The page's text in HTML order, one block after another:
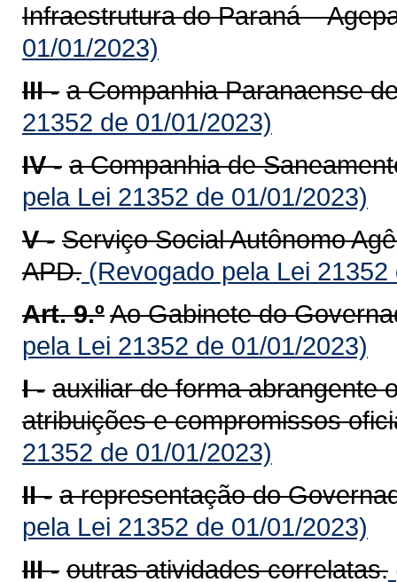
Infraestrutura do Paraná –
01/01/2023)
III - a Companhia Paranaense
21352 de 01/01/2023)
IV - a Companhia de
pela Lei 21352 de 01/01/2023)
V - Serviço Social Autônomo
APD. (Revogado pela Lei
Art. 9.ºAo Gabinete do
pela Lei 21352 de 01/01/2023)
I - auxiliar de forma abrangente
atribuições e compromissos
21352 de 01/01/2023)
II - a representação do
pela Lei 21352 de 01/01/2023)
III - outras atividades correlatas.